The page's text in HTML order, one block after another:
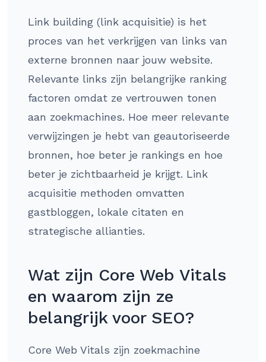
Link building (link acquisitie) is het
proces van het verkrijgen van links van
externe bronnen naar jouw website.
Relevante links zijn belangrijke ranking
factoren omdat ze vertrouwen tonen
aan zoekmachines. Hoe meer relevante
verwijzingen je hebt van geautoriseerde
bronnen, hoe beter je rankings en hoe
beter je zichtbaarheid je krijgt. Link
acquisitie methoden omvatten
gastbloggen, lokale citaten en
strategische allianties.
Wat zijn Core Web Vitals
en waarom zijn ze
belangrijk voor SEO?
Core Web Vitals zijn zoekmachine